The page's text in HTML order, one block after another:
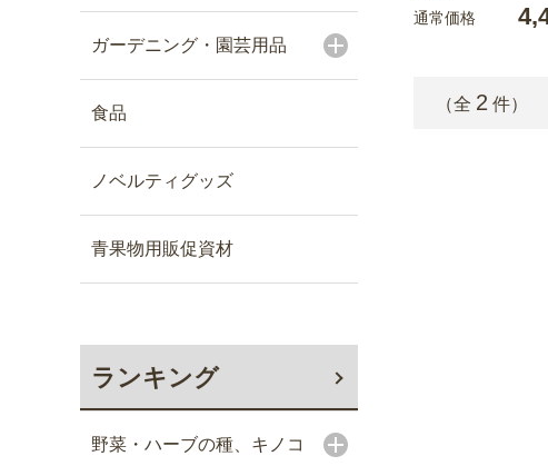
ガーデニング・園芸用品
食品
ノベルティグッズ
青果物用販促資材
ランキング
野菜・ハーブの種、キノコ
通常価格
（全 2 件）